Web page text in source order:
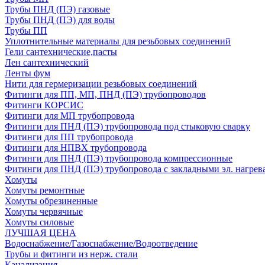
Трубы ПНД (ПЭ) газовые
Трубы ПНД (ПЭ) для воды
Трубы ПП
Уплотнительные материалы для резьбовых соединений
Гели сантехнические,пасты
Лен сантехнический
Ленты фум
Нити для гермеризации резьбовых соединений
Фитинги для ПП, МП, ПНД (ПЭ) трубопроводов
Фитинги КОРСИС
Фитинги для МП трубопровода
Фитинги для ПНД (ПЭ) трубопровода под стыковую сварку
Фитинги для ПП трубопровода
Фитинги для НПВХ трубопровода
Фитинги для ПНД (ПЭ) трубопровода компрессионные
Фитинги для ПНД (ПЭ) трубопровода с закладными эл.
Хомуты
Хомуты ремонтные
Хомуты обрезиненные
Хомуты червячные
Хомуты силовые
ЛУЧШАЯ ЦЕНА
Водоснабжение/Газоснабжение/Водоотведение
Трубы и фитинги из нерж. стали